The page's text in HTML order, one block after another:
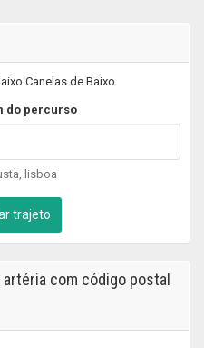
Canelas de Baixo
do percurso
lisboa
trajeto
com código postal